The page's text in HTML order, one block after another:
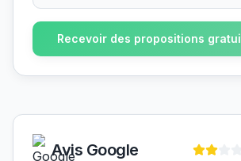
Recevoir des propositions
Avis Google